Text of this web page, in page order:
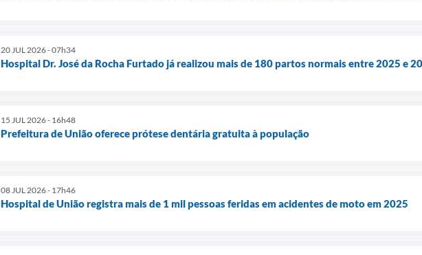
20 JUL 2026 - 07h34
Hospital Dr. José da Rocha Furtado já realizou mais de 180 partos normais entre 2025 e
15 JUL 2026 - 16h48
Prefeitura de União oferece prótese dentária gratuita à população
08 JUL 2026 - 17h46
Hospital de União registra mais de 1 mil pessoas feridas em acidentes de moto em 2025